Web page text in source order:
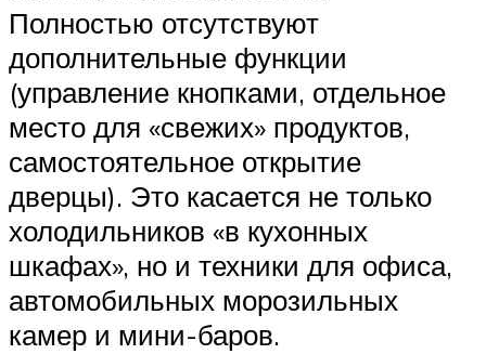
Полностью отсутствуют
дополнительные функции
(управление кнопками, отдельное
место для «свежих» продуктов,
самостоятельное открытие
дверцы). Это касается не только
холодильников «в кухонных
шкафах», но и техники для офиса,
автомобильных морозильных
камер и мини-баров.